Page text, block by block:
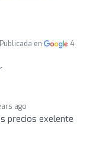
Publicada en
4
ago
precios exelente